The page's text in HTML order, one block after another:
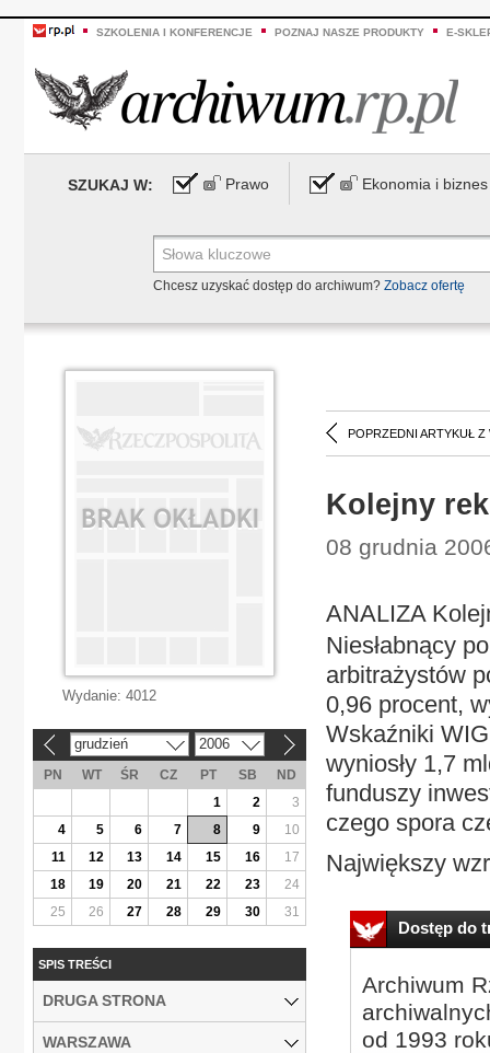
SZKOLENIA I KONFERENCJE POZNAJ NASZE PRODUKTY E-
SZUKAJ W: Prawo Ekonomia i biznes
Chcesz uzyskać dostęp do archiwum? Zobacz ofertę
POPRZEDNI ARTYKUŁ Z
Kolejny
08 grudnia
ANALIZA
Niesłabnący
arbitrażystów
0,96 procent,
Wskaźniki
wyniosły 1,7
funduszy
czego spora
Największy
Dostęp do
Archiwum
od 1993
Wydanie: 4012
grudzień 2006
PN WT ŚR CZ PT SB
ND
1
2
3
4
5 6 7 8 9
10
11
12 13 14 15 16
17
18
19 20 21 22 23
24
25
26 27 28 29 30 31
SPIS TREŚCI
DRUGA STRONA
WARSZAWA